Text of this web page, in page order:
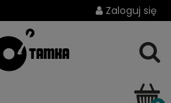
Zaloguj się